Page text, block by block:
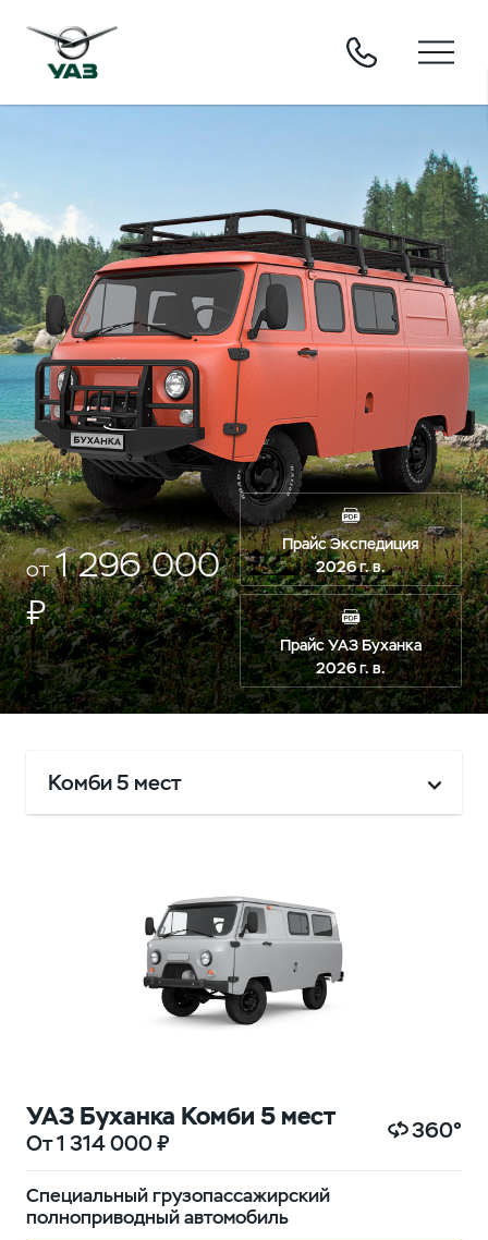
от1 296 000
₽
Прайс Экспедиция
2026 г. в.
Прайс УАЗ Буханка
2026 г. в.
Комби 5 мест
УАЗ Буханка Комби 5 мест
От 1 314 000 ₽ 360°
Специальный грузопассажирский
полноприводный автомобиль